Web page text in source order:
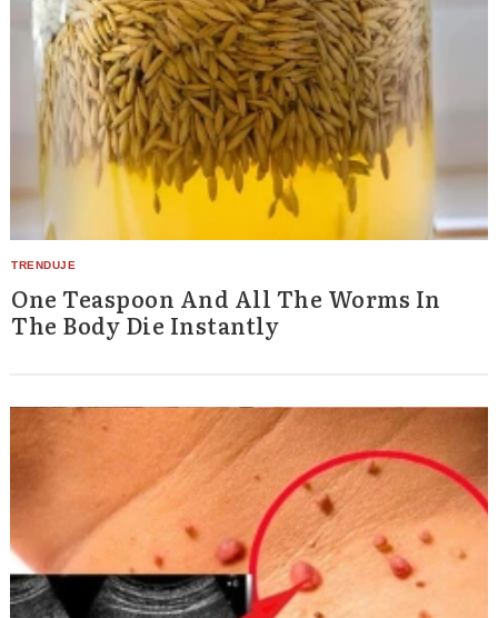
One Teaspoon And All The Worms In
The Body Die Instantly